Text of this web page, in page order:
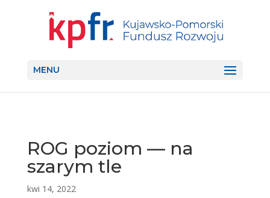
MENU
ROG poziom — na
szarym tle
kwi 14, 2022